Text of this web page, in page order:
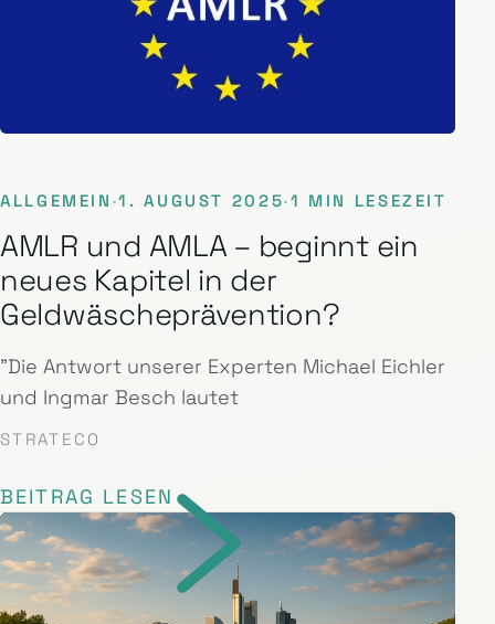
ALLGEMEIN ·1. AUGUST 2025·1 MIN LESEZEIT
AMLR und AMLA – beginnt ein
neues Kapitel in der
Geldwäscheprävention?
"Die Antwort unserer Experten Michael Eichler
und Ingmar Besch lautet
STRATECO
BEITRAG LESEN